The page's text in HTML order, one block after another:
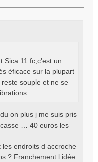
Sica 11 fc,c'est un
éficace sur la plupart
souple et ne se
on plus j me suis pris
… 40 euros les
endroits d accroche
? Franchement l idée